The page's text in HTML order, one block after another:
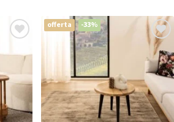
offerta -33%